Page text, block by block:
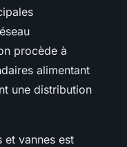
procède à
alimentant
une distribution
et vannes est